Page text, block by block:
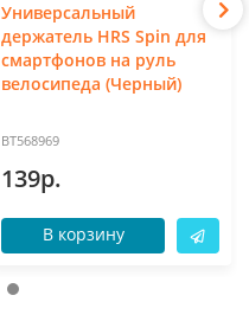
Универсальный
держатель HRS Spin для
смартфонов на руль
велосипеда (Черный)
BT568969
139р.
В корзину